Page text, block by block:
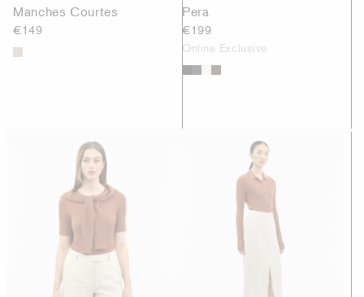
Manches Courtes
€149
Pera
€199
Online Exclusive